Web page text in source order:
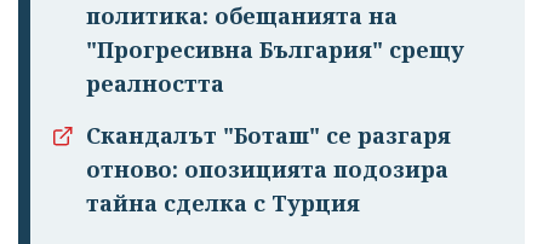
политика: обещанията на
"Прогресивна България" срещу
реалността
Скандалът "Боташ" се разгаря
отново: опозицията подозира
тайна сделка с Турция